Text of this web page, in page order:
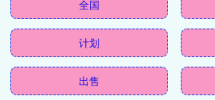
全国
计划
出售